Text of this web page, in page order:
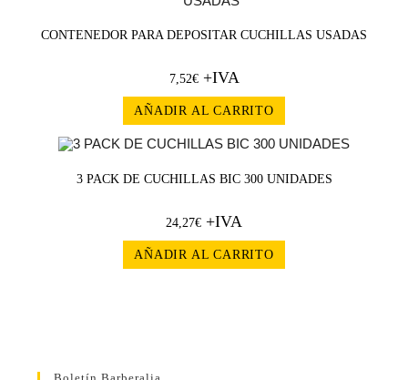
CONTENEDOR PARA DEPOSITAR CUCHILLAS USADAS
7,52€+IVA
AÑADIR AL CARRITO
3 PACK DE CUCHILLAS BIC 300 UNIDADES
24,27€ +IVA
AÑADIR AL CARRITO